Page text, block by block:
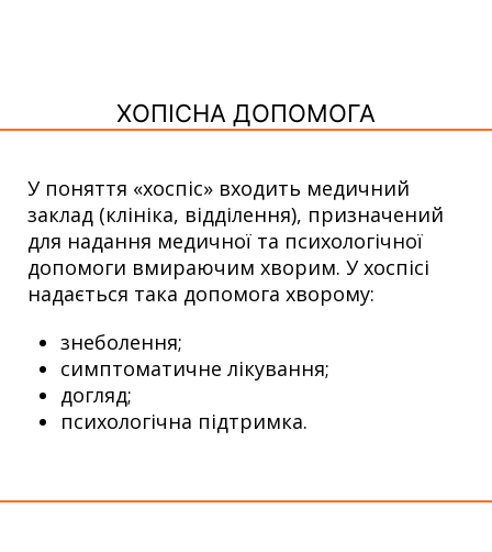
ХОПІСНА ДОПОМОГА
У поняття «хоспіс» входить медичний
заклад (клініка, відділення), призначений
для надання медичної та психологічної
допомоги вмираючим хворим. У хоспісі
надається така допомога хворому:
знеболення;
симптоматичне лікування;
догляд;
психологічна підтримка.